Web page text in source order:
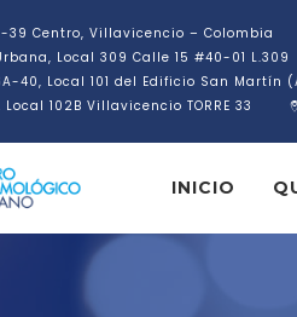
39 Centro, Villavicencio – Colombia
Local 309 Calle 15 #40-01 L.309
40, Local 101 del Edificio San Martín
102B Villavicencio TORRE 33
INICIO